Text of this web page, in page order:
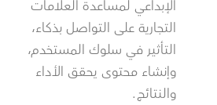
الإبداعي لمساعدة العلامات
التجارية على التواصل بذكاء،
التأثير في سلوك المستخدم،
وإنشاء محتوى يحقق الأداء
والنتائج.